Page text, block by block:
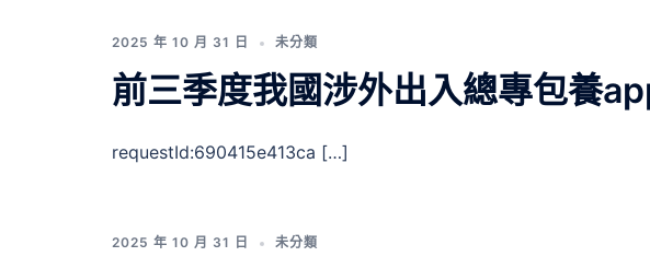
2025 年 10 月 31 日 未分類
前三季度我國涉外出入總專包養
requestId:690415e413ca […]
2025 年 10 月 31 日 未分類